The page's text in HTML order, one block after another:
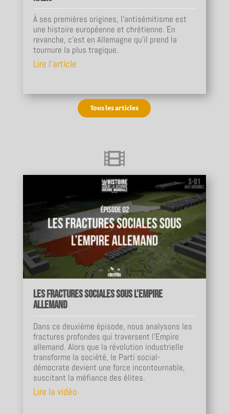
À ses premières origines, l'antisémitisme est
une histoire européenne et chrétienne. En
revanche, c'est en Allemagne qu'il prend la
tournure la plus tragique.
Lire l'article
Tous les articles

Les fractures sociales sous l’Empire
allemand
Dans ce deuxième épisode, nous analysons les
fractures profondes qui traversent l’Empire
allemand. Alors que la révolution industrielle
transforme la société, le Parti social-
démocrate devient une force incontournable,
suscitant la méfiance des élites.
Lire la vidéo